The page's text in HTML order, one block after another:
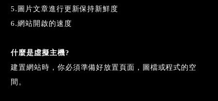
5.圖片文章進行更新保持新鮮度
6.網站開啟的速度
什麼是虛擬主機?
建置網站時，你必須準備好放置頁面，圖檔或程式的空
間。